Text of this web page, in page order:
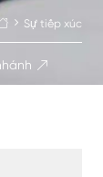
Sự tiếp xúc
